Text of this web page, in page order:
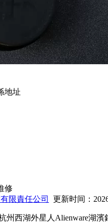
地址
修
限責任公司 更新时间：
西湖外星人Alienware湖濱